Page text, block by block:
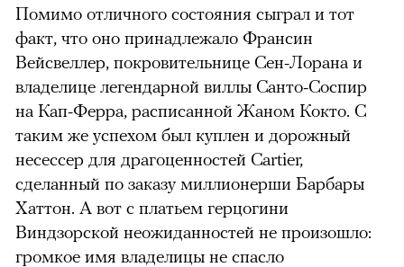
Помимо отличного состояния сыграл и тот
факт, что оно принадлежало Франсин
Вейсвеллер, покровительнице Сен-Лорана и
владелице легендарной виллы Санто-Соспир
на Кап-Ферра, расписанной Жаном Кокто. С
таким же успехом был куплен и дорожный
несессер для драгоценностей Cartier,
сделанный по заказу миллионерши Барбары
Хаттон. А вот с платьем герцогини
Виндзорской неожиданностей не произошло:
громкое имя владелицы не спасло